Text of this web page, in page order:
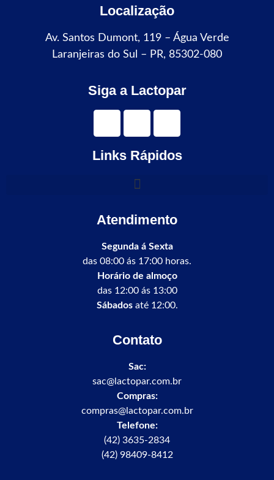
Localização
Av. Santos Dumont, 119 – Água Verde
Laranjeiras do Sul – PR, 85302-080
Siga a Lactopar
Links Rápidos
Atendimento
Segunda á Sexta
das 08:00 ás 17:00 horas.
Horário de almoço
das 12:00 ás 13:00
Sábadosaté 12:00.
Contato
Sac:
sac@lactopar.com.br
Compras:
compras@lactopar.com.br
Telefone:
(42) 3635-2834
(42) 98409-8412